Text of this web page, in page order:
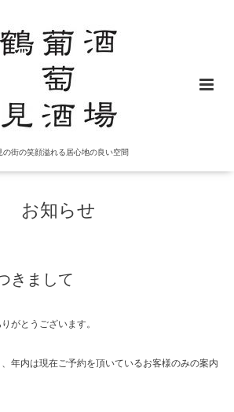
の街の笑顔溢れる居心地の良い空間
お知らせ
きまして
がとうございます。
年内は現在ご予約を頂いているお客様のみの案内